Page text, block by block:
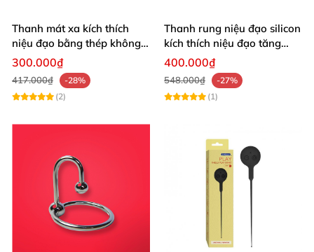
Thanh mát xa kích thích
niệu đạo bằng thép không
gỉ an toàn
300.000₫
417.000₫
-28%
(2)
Thanh rung niệu đạo silicon
kích thích niệu đạo tăng
khoái cảm cho nam giới
400.000₫
548.000₫
-27%
(1)